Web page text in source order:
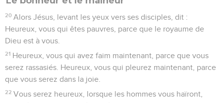
20 Alors Jésus, levant les yeux vers ses disciples, dit :
Heureux, vous qui êtes pauvres, parce que le royaume de
Dieu est à vous.
21 Heureux, vous qui avez faim maintenant, parce que vous
serez rassasiés. Heureux, vous qui pleurez maintenant, parce
que vous serez dans la joie.
22 Vous serez heureux, lorsque les hommes vous haïront,